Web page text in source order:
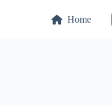
Home